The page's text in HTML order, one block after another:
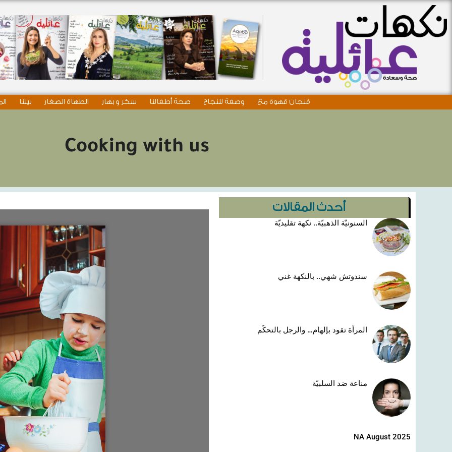
فنجان قهوة مع وصفة للنجاح صحة أطفالنا سكر و بهار الطهاة الصغار بيتنا
Cooking with us
أحدث المقالات
السنونيّة الذهبيّة.. نكهة تقليديّة
سندوتش شهي.. بالنكهة غني
المرأة تقود بإلهام… والرجل بالتحكّم
مناعة ضد السلبيّة
NA August 2025